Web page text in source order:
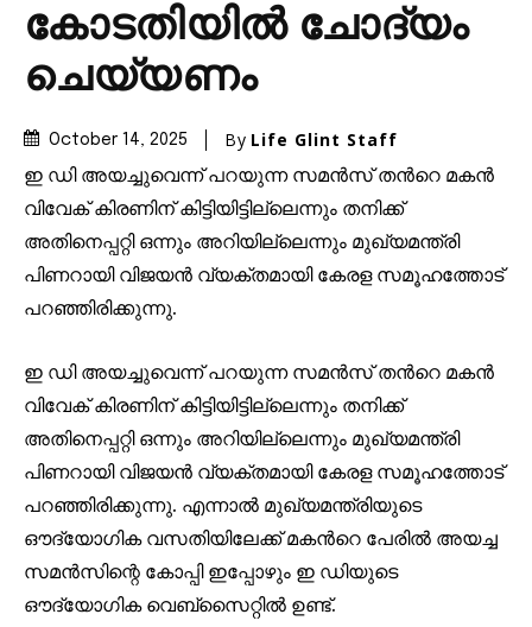
SUBSCRIBERS and be part of the
conversation.
To subscribe, simply enter your email address on our website
or click the subscribe button below. Don't worry, we respect
your privacy and won't spam your inbox. Your information is
safe with us.
കോടതിയിൽ ചോദ്യം
ചെയ്യണം
October 14, 2025 By Life Glint Staff
ഇ ഡി അയച്ചുവെന്ന് പറയുന്ന സമൻസ് തൻറെ മകൻ
വിവേക് കിരണിന് കിട്ടിയിട്ടില്ലെന്നും തനിക്ക്
അതിനെപ്പറ്റി ഒന്നും അറിയില്ലെന്നും മുഖ്യമന്ത്രി
പിണറായി വിജയൻ വ്യക്തമായി കേരള സമൂഹത്തോട്
പറഞ്ഞിരിക്കുന്നു.
ഇ ഡി അയച്ചുവെന്ന് പറയുന്ന സമൻസ് തൻറെ മകൻ
വിവേക് കിരണിന് കിട്ടിയിട്ടില്ലെന്നും തനിക്ക്
അതിനെപ്പറ്റി ഒന്നും അറിയില്ലെന്നും മുഖ്യമന്ത്രി
പിണറായി വിജയൻ വ്യക്തമായി കേരള സമൂഹത്തോട്
പറഞ്ഞിരിക്കുന്നു. എന്നാൽ മുഖ്യമന്ത്രിയുടെ
ഔദ്യോഗിക വസതിയിലേക്ക് മകൻറെ പേരിൽ അയച്ച
സമൻസിന്റെ കോപ്പി ഇപ്പോഴും ഇ ഡിയുടെ
ഔദ്യോഗിക വെബ്സൈറ്റിൽ ഉണ്ട്.